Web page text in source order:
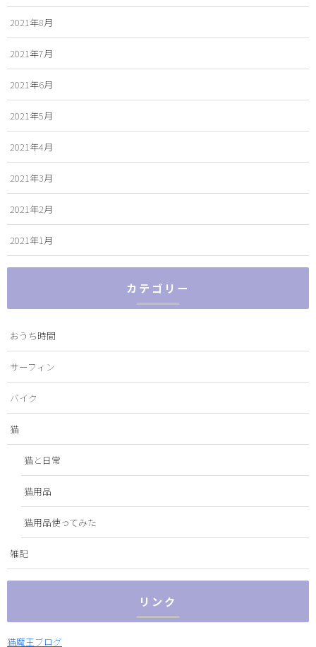
2021年8月
2021年7月
2021年6月
2021年5月
2021年4月
2021年3月
2021年2月
2021年1月
カテゴリー
おうち時間
サーフィン
バイク
猫
猫と日常
猫用品
猫用品使ってみた
雑記
リンク
猫魔王ブログ